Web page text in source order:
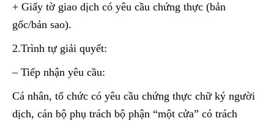
+ Giấy tờ giao dịch có yêu cầu chứng thực (bản
gốc/bản sao).
2.Trình tự giải quyết:
– Tiếp nhận yêu cầu:
Cá nhân, tổ chức có yêu cầu chứng thực chữ ký người
dịch, cán bộ phụ trách bộ phận “một cửa” có trách